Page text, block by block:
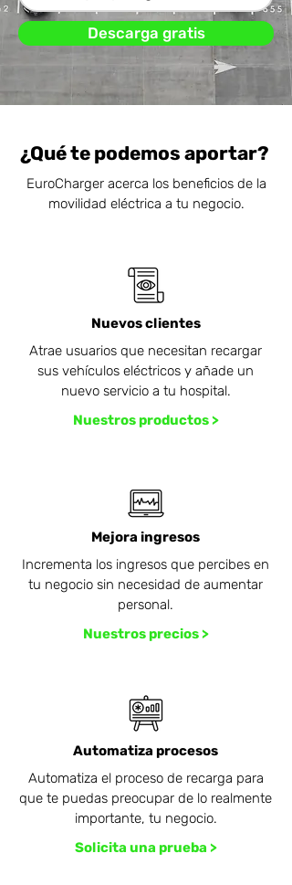
Descarga gratis
¿Qué te podemos aportar?
EuroCharger acerca los beneficios de la
movilidad eléctrica a tu negocio.
Nuevos clientes
Atrae usuarios que necesitan recargar
sus vehículos eléctricos y añade un
nuevo servicio a tu hospital.
Nuestros productos >
Mejora ingresos
Incrementa los ingresos que percibes en
tu negocio sin necesidad de aumentar
personal.
Nuestros precios >
Automatiza procesos
Automatiza el proceso de recarga para
que te puedas preocupar de lo realmente
importante, tu negocio.
Solicita una prueba >